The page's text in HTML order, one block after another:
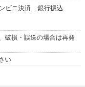
ビニ決済
銀行振込
破損・誤送の場合は再発
い